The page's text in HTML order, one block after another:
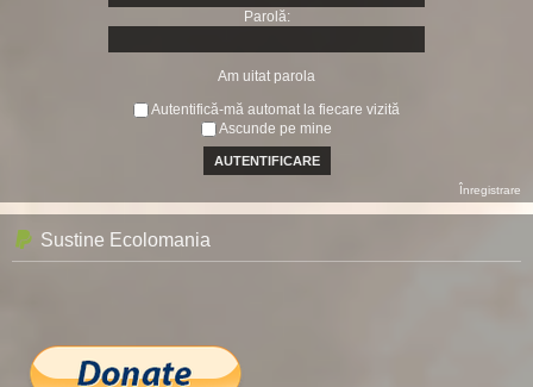
Parolă:
Am uitat parola
Autentifică-mă automat la fiecare vizită
Ascunde pe mine
Înregistrare
Sustine Ecolomania